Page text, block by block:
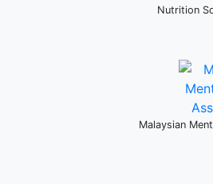
Nutrition
Malaysian